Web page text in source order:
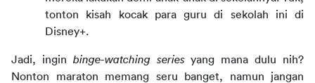
tonton kisah kocak para guru di sekolah ini di
Disney+.
Jadi, ingin binge-watching series yang mana dulu nih?
Nonton maraton memang seru banget, namun jangan